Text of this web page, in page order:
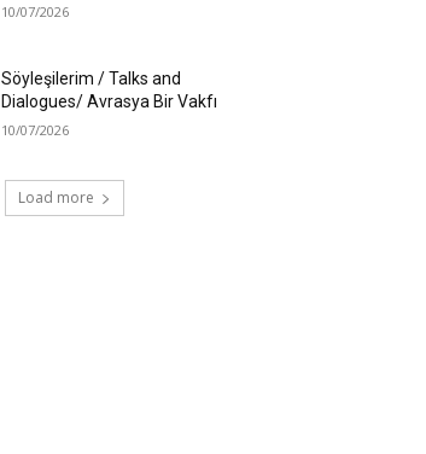
10/07/2026
Söyleşilerim / Talks and
Dialogues/ Avrasya Bir Vakfı
10/07/2026
Load more